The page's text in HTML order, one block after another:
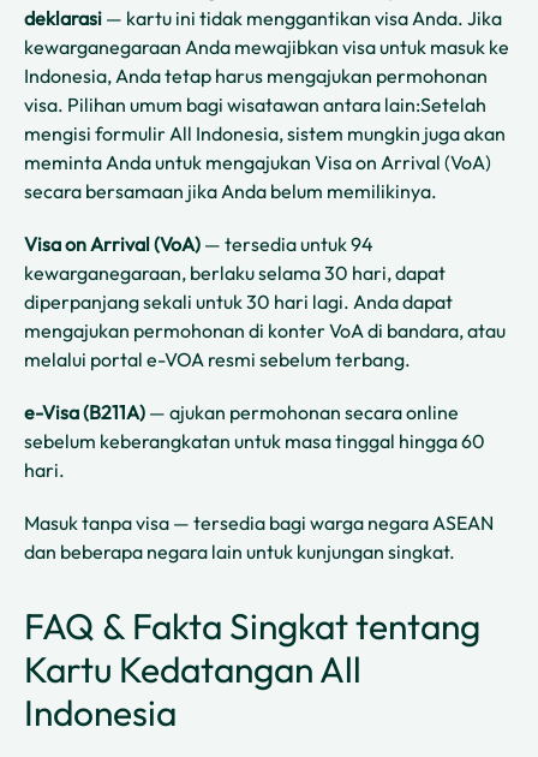
deklarasi — kartu ini tidak menggantikan visa Anda. Jika
kewarganegaraan Anda mewajibkan visa untuk masuk ke
Indonesia, Anda tetap harus mengajukan permohonan
visa. Pilihan umum bagi wisatawan antara lain:Setelah
mengisi formulir All Indonesia, sistem mungkin juga akan
meminta Anda untuk mengajukan Visa on Arrival (VoA)
secara bersamaan jika Anda belum memilikinya.
Visa on Arrival (VoA) — tersedia untuk 94
kewarganegaraan, berlaku selama 30 hari, dapat
diperpanjang sekali untuk 30 hari lagi. Anda dapat
mengajukan permohonan di konter VoA di bandara, atau
melalui portal e-VOA resmi sebelum terbang.
e-Visa (B211A) — ajukan permohonan secara online
sebelum keberangkatan untuk masa tinggal hingga 60
hari.
Masuk tanpa visa — tersedia bagi warga negara ASEAN
dan beberapa negara lain untuk kunjungan singkat.
FAQ & Fakta Singkat tentang
Kartu Kedatangan All
Indonesia